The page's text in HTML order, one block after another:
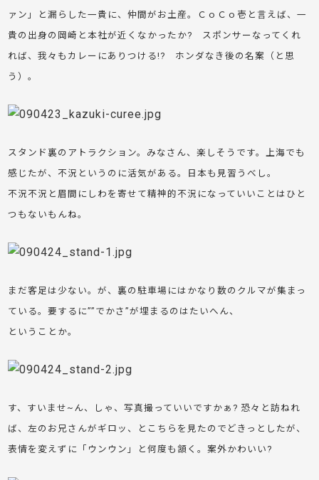
ァン」と漏らした一貴に、仲間がお土産。ＣｏＣｏ壱と言えば、一
貴の出身の岡崎と本社が近くなかったか? スポンサーなってくれ
れば、我々もカレーにありつける!? ホンダなき後の名案（と思
う）。
スタンド裏のアトラクション。みなさん、楽しそうです。
上海でも
感じたが、不況というのに活気がある。日本も見習うべし。
不況不況と眉間にしわを寄せて精神的不況になっていいことはひと
つもないもんね。
まだ客足は少ない。が、裏の駐車場にはかなり数のクルマが集まっ
ている。要するに””でかさ”が埋まるのはたいへん、
ということか。
す、すいませ~ん、しゃ、写真撮っていいですかぁ? 恐々と訪ねれ
ば、左のお兄さんがギロッ、とこちらを見たのでどきっとしたが、
表情を変えずに「ウンウン」と何度も頷く。案外かわいい?